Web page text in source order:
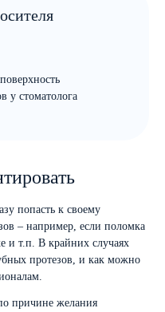
у стоматолога
попасть к своему
– например, если поломка
и т.п. В крайних случаях
протезов, и как можно
причине желания